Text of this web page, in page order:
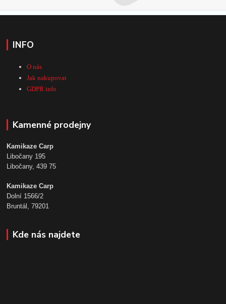
INFO
O nás
Jak nakupovat
GDPR info
Kamenné prodejny
Kamikaze Carp
Libočany 195
Libočany, 439 75
Kamikaze Carp
Dolní 1566/2
Bruntál, 79201
Kde nás najdete